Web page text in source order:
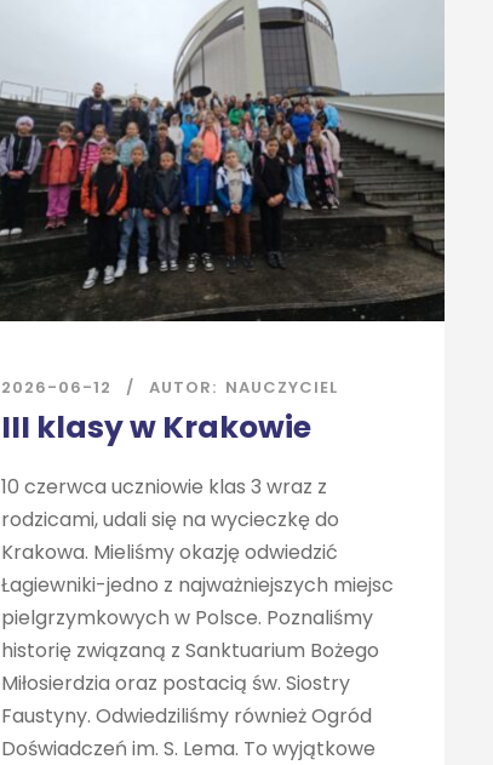
2026-06-12 AUTOR: NAUCZYCIEL
III klasy w Krakowie
10 czerwca uczniowie klas 3 wraz z
rodzicami, udali się na wycieczkę do
Krakowa. Mieliśmy okazję odwiedzić
Łagiewniki-jedno z najważniejszych miejsc
pielgrzymkowych w Polsce. Poznaliśmy
historię związaną z Sanktuarium Bożego
Miłosierdzia oraz postacią św. Siostry
Faustyny. Odwiedziliśmy również Ogród
Doświadczeń im. S. Lema. To wyjątkowe